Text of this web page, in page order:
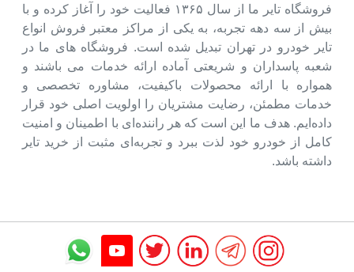
فروشگاه تایر ما از سال ۱۳۶۵ فعالیت خود را آغاز کرده و با
بیش از سه دهه تجربه، به یکی از مراکز معتبر فروش انواع
تایر خودرو در تهران تبدیل شده است. فروشگاه های ما در
شعبه پاسداران و شریعتی آماده ارائه خدمات می باشند و
همواره با ارائه محصولات باکیفیت، مشاوره تخصصی و
خدمات مطمئن، رضایت مشتریان را اولویت اصلی خود قرار
داده‌ایم. هدف ما این است که هر راننده‌ای با اطمینان و امنیت
کامل از خودرو خود لذت ببرد و تجربه‌ای مثبت از خرید تایر
داشته باشد.